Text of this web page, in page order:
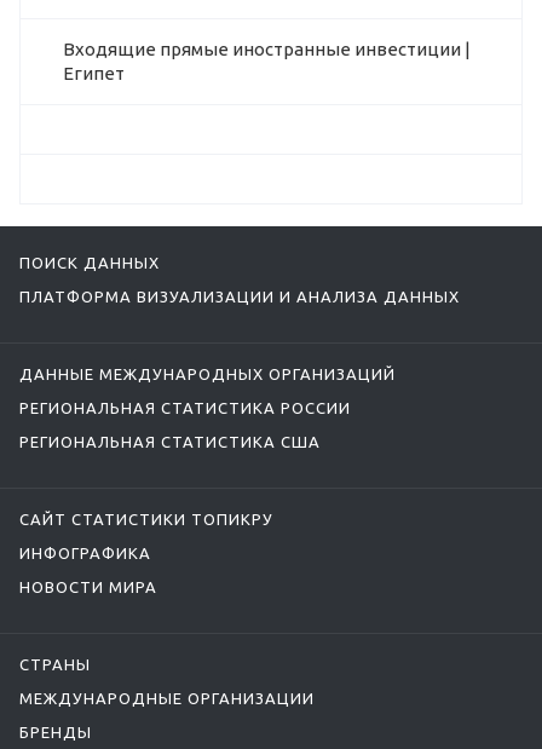
Входящие прямые иностранные инвестиции |
Египет
ПОИСК ДАННЫХ
ПЛАТФОРМА ВИЗУАЛИЗАЦИИ И АНАЛИЗА ДАННЫХ
ДАННЫЕ МЕЖДУНАРОДНЫХ ОРГАНИЗАЦИЙ
РЕГИОНАЛЬНАЯ СТАТИСТИКА РОССИИ
РЕГИОНАЛЬНАЯ СТАТИСТИКА США
САЙТ СТАТИСТИКИ ТОПИКРУ
ИНФОГРАФИКА
НОВОСТИ МИРА
СТРАНЫ
МЕЖДУНАРОДНЫЕ ОРГАНИЗАЦИИ
БРЕНДЫ